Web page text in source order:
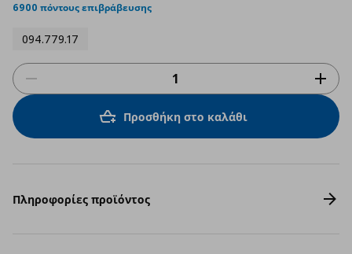
6900 πόντους επιβράβευσης
094.779.17
Προσθήκη στο καλάθι
Πληροφορίες προϊόντος